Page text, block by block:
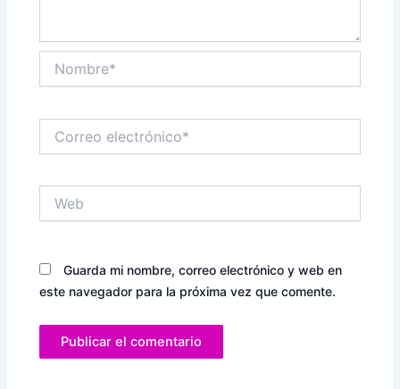
electrónico*
Guarda mi nombre, correo electrónico y web en
este navegador para la próxima vez que comente.